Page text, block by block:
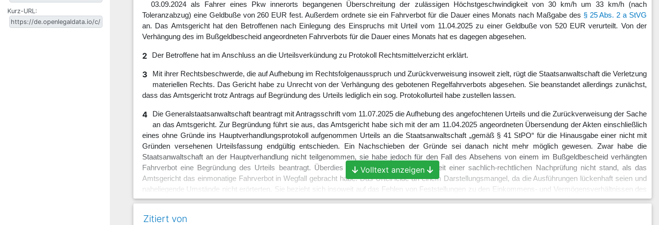
Kurz-URL:
03.09.2024 als Fahrer eines Pkw innerorts begangenen Überschreitung der zulässigen Höchstgeschwindigkeit von 30 km/h um 33 km/h (nach
Toleranzabzug) eine Geldbuße von 260 EUR fest. Außerdem ordnete sie ein Fahrverbot für die Dauer eines Monats nach Maßgabe des § 25 Abs. 2 a StVG
an. Das Amtsgericht hat den Betroffenen nach Einlegung des Einspruchs mit Urteil vom 11.04.2025 zu einer Geldbuße von 520 EUR verurteilt. Von der
Verhängung des im Bußgeldbescheid angeordneten Fahrverbots für die Dauer eines Monats hat es dagegen abgesehen.
2 Der Betroffene hat im Anschluss an die Urteilsverkündung zu Protokoll Rechtsmittelverzicht erklärt.
3
Mit ihrer Rechtsbeschwerde, die auf Aufhebung im Rechtsfolgenausspruch und Zurückverweisung insoweit zielt, rügt die Staatsanwaltschaft die Verletzung
materiellen Rechts. Das Gericht habe zu Unrecht von der Verhängung des gebotenen Regelfahrverbots abgesehen. Sie beanstandet allerdings zunächst,
dass das Amtsgericht trotz Antrags auf Begründung des Urteils lediglich ein sog. Protokollurteil habe zustellen lassen.
4
Die Generalstaatsanwaltschaft beantragt mit Antragsschrift vom 11.07.2025 die Aufhebung des angefochtenen Urteils und die Zurückverweisung der Sache
an das Amtsgericht. Zur Begründung führt sie aus, das Amtsgericht habe sich mit der am 11.04.2025 angeordneten Übersendung der Akten einschließlich
eines ohne Gründe ins Hauptverhandlungsprotokoll aufgenommen Urteils an die Staatsanwaltschaft „gemäß § 41 StPO“ für die Hinausgabe einer nicht mit
Gründen versehenen Urteilsfassung endgültig entschieden. Ein Nachschieben der Gründe sei danach nicht mehr möglich gewesen. Zwar habe die
Staatsanwaltschaft an der Hauptverhandlung nicht teilgenommen, sie habe jedoch für den Fall des Absehens von einem im Bußgeldbescheid verhängten
Fahrverbot eine Begründung des Urteils beantragt. Überdies halte das Urteil auch insoweit einer sachlich-rechtlichen Nachprüfung nicht stand, als das
Amtsgericht das einmonatige Fahrverbot in Wegfall gebracht habe. Das Urteil leide an einem Darstellungsmangel, da die Ausführungen lückenhaft seien und
naheliegende Umstände nicht erörterten. Sie bezieht sich insoweit auf das Fehlen von Feststellungen zu den Einkommens- und Vermögensverhältnissen des
Betroffenen sowie den wirtschaftlichen Verhältnissen des von diesem (mit-)geführten Unternehmens. Zudem vermisst sie eine Aufklärung mit Blick darauf, ob
hätten Auftragsvolumen, Umsatzzahlen und laufende Kosten aufgeklärt werden müssen ebenso die Möglichkeit der Inanspruchnahme von Unterstützung aus
Volltext anzeigen
Zitiert von